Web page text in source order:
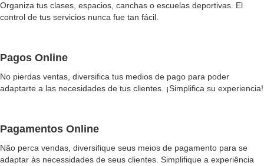
Organiza tus clases, espacios, canchas o escuelas deportivas. El
control de tus servicios nunca fue tan fácil.
Pagos Online
No pierdas ventas, diversifica tus medios de pago para poder
adaptarte a las necesidades de tus clientes. ¡Simplifica su experiencia!
Pagamentos Online
Não perca vendas, diversifique seus meios de pagamento para se
adaptar às necessidades de seus clientes. Simplifique a experiência